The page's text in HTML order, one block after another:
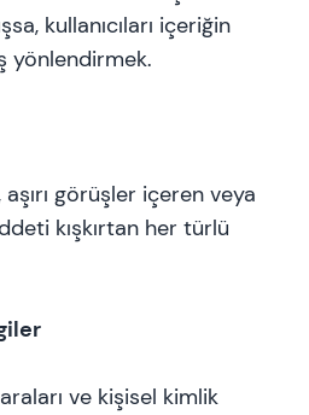
kullanıcıları içeriğin
yönlendirmek.
görüşler içeren veya
kışkırtan her türlü
ve kişisel kimlik